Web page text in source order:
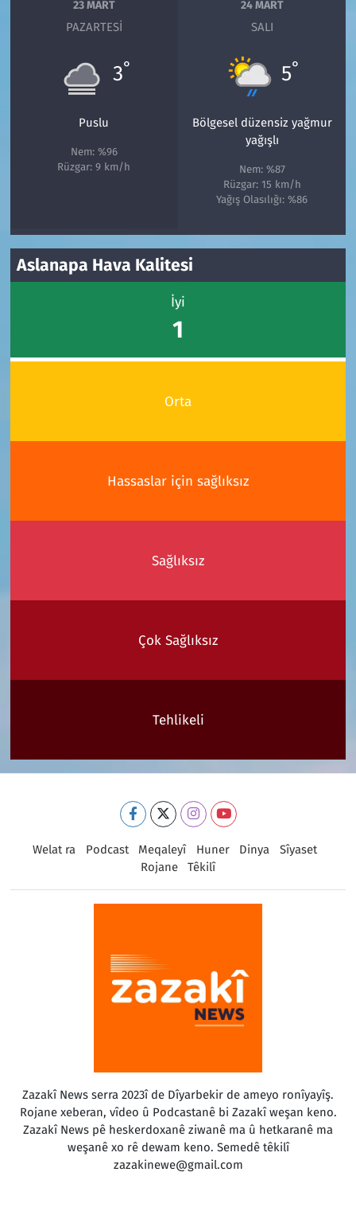
23 MART
PAZARTESI
3°
Puslu
Nem: %96
Rüzgar: 9 km/h
24 MART
SALI
5°
Bölgesel düzensiz yağmur
yağışlı
Nem: %87
Rüzgar: 15 km/h
Yağış Olasılığı: %86
Aslanapa Hava Kalitesi
İyi
1
Orta
Hassaslar için sağlıksız
Sağlıksız
Çok Sağlıksız
Tehlikeli
Welat ra Podcast Meqaleyî Huner Dinya
Sîyaset
Rojane
Têkilî
Zazakî News serra 2023î de Dîyarbekir de ameyo ronîyayîş.
Rojane xeberan, vîdeo û Podcastanê bi Zazakî weşan keno.
Zazakî News pê heskerdoxanê ziwanê ma û hetkaranê ma
weşanê xo rê dewam keno. Semedê têkilî
zazakinewe@gmail.com